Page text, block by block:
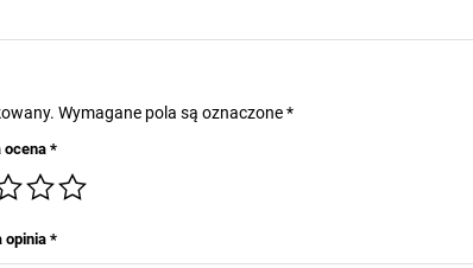
Wymagane pola są oznaczone*
ocena *
opinia *